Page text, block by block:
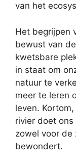
van het
Het begrijpen
bewust van
kwetsbare
in staat om
natuur te
meer te leren
leven.
rivier doet
zowel voor de
bewondert.